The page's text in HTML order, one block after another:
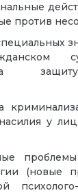
против
у
(новые
психолого-